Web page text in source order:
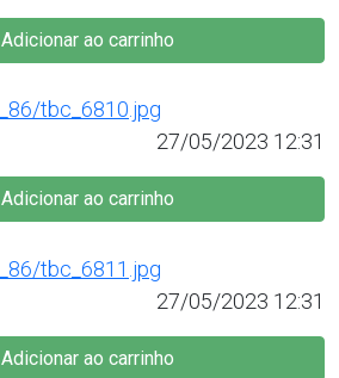
Adicionar ao carrinho
27/05/2023 12:31
Adicionar ao carrinho
27/05/2023 12:31
Adicionar ao carrinho